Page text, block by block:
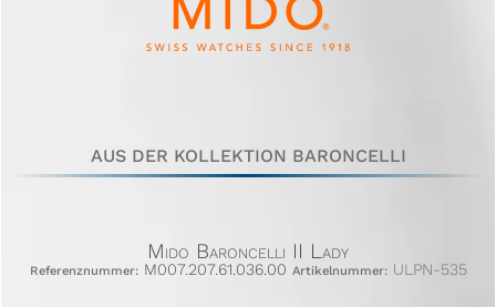
AUS DER KOLLEKTION BARONCELLI
Mido Baroncelli II Lady
Referenznummer: M007.207.61.036.00 Artikelnummer:ULPN-535